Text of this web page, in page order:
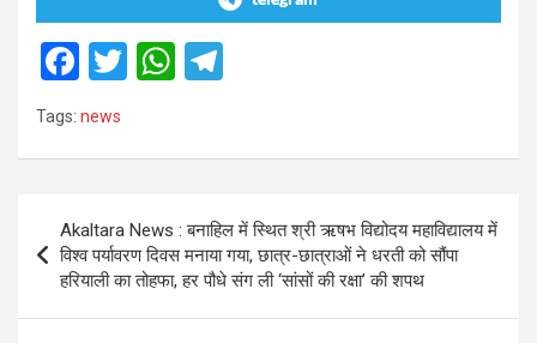
F
ce
o
o
k
T
W
A
p
p
a
m
Tags: news
navigation
Akaltara News : बनाहिल में स्थित श्री ऋषभ विद्योदय महाविद्यालय में
विश्व पर्यावरण दिवस मनाया गया, छात्र-छात्राओं ने धरती को सौंपा
हरियाली का तोहफा, हर पौधे संग ली ‘सांसों की रक्षा’ की शपथ